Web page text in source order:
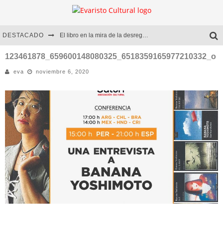
DESTACADO El libro en la mira de la desregulación
Marcelo Rubio | El llovedor
Diego Meret | Hotel Acapulco
Alejandra Correa | La nieve
123461878_659600148080325_6518359165977210332_o
eva noviembre 6, 2020